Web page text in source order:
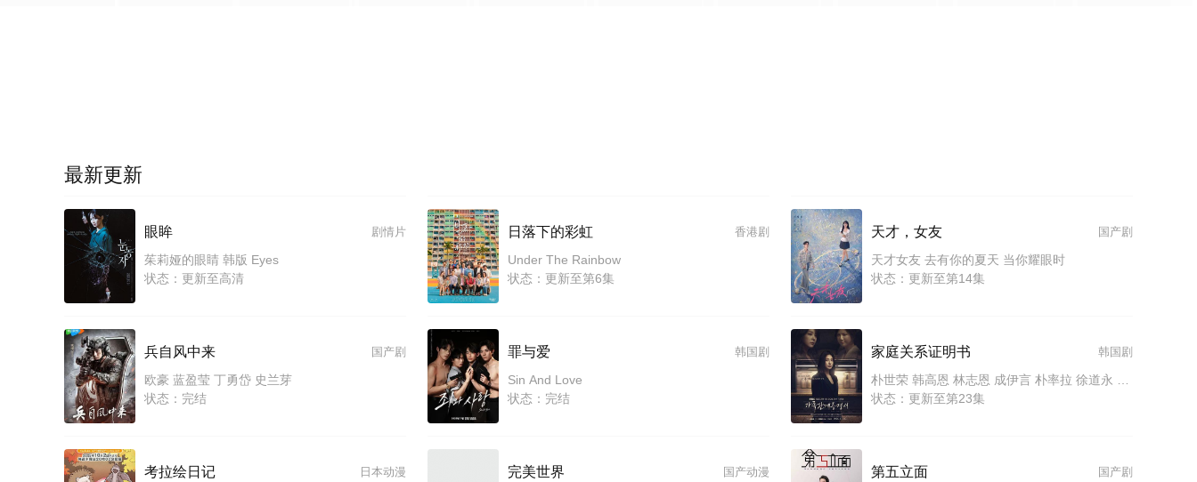
最新更新
剧情片
眼眸
茱莉娅的眼睛 韩版 Eyes
状态：更新至高清
香港剧
日落下的彩虹
Under The Rainbow
状态：更新至第6集
国产剧
天才，女友
天才女友 去有你的夏天 当你耀眼时
状态：更新至第14集
国产剧
兵自风中来
欧豪 蓝盈莹 丁勇岱 史兰芽
状态：完结
韩国剧
罪与爱
Sin And Love
状态：完结
韩国剧
家庭关系证明书
状态：更新至第23集
日本动漫
考拉绘日记 国产动漫
完美世界 国产剧
第五立面